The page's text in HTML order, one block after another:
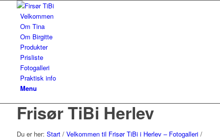
Velkommen
Om Tina
Om Birgitte
Produkter
Prisliste
Fotogalleri
Praktisk info
Menu
Frisør TiBi Herlev
Du er her: Start / Velkommen til Frisør TiBi i Herlev – Fotogalleri /